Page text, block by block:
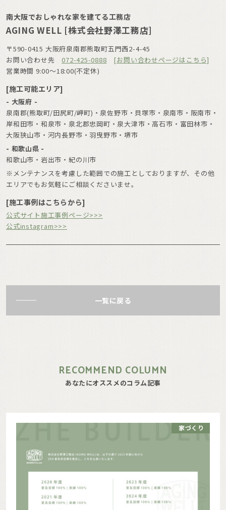
南大阪でおしゃれな家を建てる工務店
AGING WELL [株式会社野澤工務店]
〒590-0415 大阪府泉南郡熊取町五門西2-4-45
お問い合わせ先072-425-0888
[お問い合わせページはこちら]
営業時間 9:00〜18:00(不定休)
[施工可能エリア]
- 大阪府 -
泉南郡(熊取町/田尻町/岬町)・泉佐野市・貝塚市・泉南市・阪南市・
岸和田市・和泉市・泉北郡忠岡町・泉大津市・高石市・富田林市・
大阪狭山市・河内長野市・羽曳野市・堺市
- 和歌山県 -
和歌山市・岩出市・紀の川市
※メンテナンスを考慮した範囲での施工としておりますが、その他
エリアでもお気軽にご相談くださいませ。
[施工事例はこちらから]
公式サイト施工事例ページ>>>
公式instagram>>>
一覧に戻る
RECOMMEND COLUMN
あなたにオススメのコラム記事
家づくり